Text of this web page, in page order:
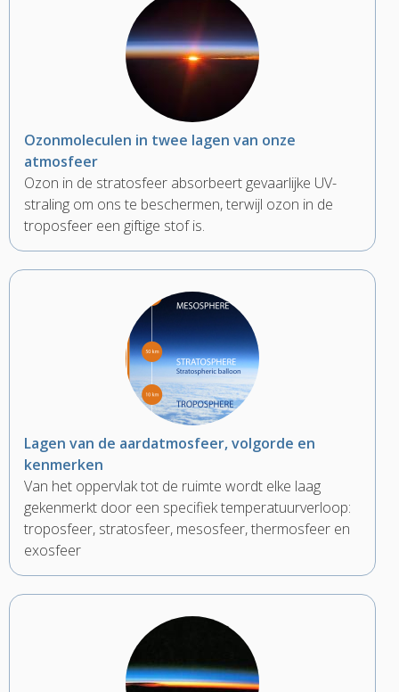
Ozonmoleculen in twee lagen van onze
atmosfeer
Ozon in de stratosfeer absorbeert gevaarlijke UV-
straling om ons te beschermen, terwijl ozon in de
troposfeer een giftige stof is.
Lagen van de aardatmosfeer, volgorde en
kenmerken
Van het oppervlak tot de ruimte wordt elke laag
gekenmerkt door een specifiek temperatuurverloop:
troposfeer, stratosfeer, mesosfeer, thermosfeer en
exosfeer